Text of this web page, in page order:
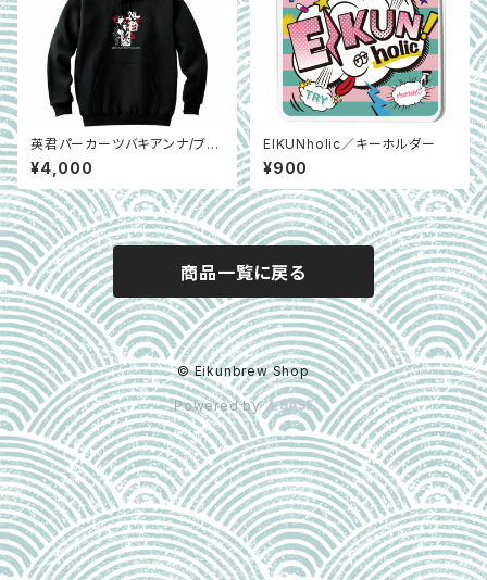
英君パーカーツバキアンナ/ブラ
ック
¥4,000
EIKUNholic／キーホルダー
¥900
商品一覧に戻る
© Eikunbrew Shop
Powered by